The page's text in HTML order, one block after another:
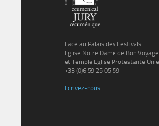
Face au Palais des Festivals :
Eglise Notre Dame de Bon Voyage
et Temple Eglise Protestante Unie
+33 (0)6 59 25 05 59
Ecrivez-nous